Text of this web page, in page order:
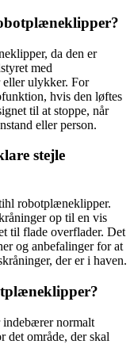
da den er
med
eller ulykker. For
hvis den løftes
til at stoppe, når
eller person.
stejle
robotplæneklipper.
op til en vis
til flade overflader. Det
og anbefalinger for at
der er i haven.
normalt
det område, der skal